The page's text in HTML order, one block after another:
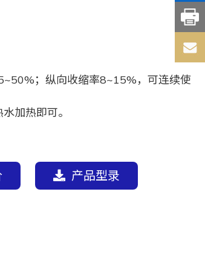
；纵向收缩率8~15%，可连续使
加热即可。
产品型录